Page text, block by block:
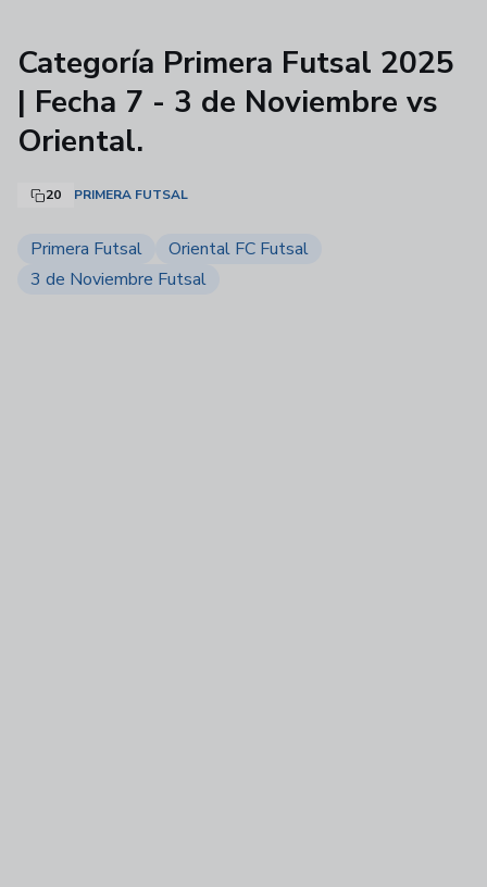
Categoría Primera Futsal 2025
| Fecha 7 - 3 de Noviembre vs
Oriental.
20 PRIMERA FUTSAL
Primera Futsal
Oriental FC Futsal
3 de Noviembre Futsal